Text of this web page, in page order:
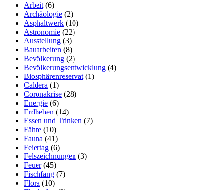
Arbeit (6)
Archäologie (2)
Asphaltwerk (10)
Astronomie (22)
Ausstellung (3)
Bauarbeiten (8)
Bevölkerung (2)
Bevölkerungsentwicklung (4)
Biosphärenreservat (1)
Caldera (1)
Coronakrise (28)
Energie (6)
Erdbeben (14)
Essen und Trinken (7)
Fähre (10)
Fauna (41)
Feiertag (6)
Felszeichnungen (3)
Feuer(45)
Fischfang (7)
Flora (10)